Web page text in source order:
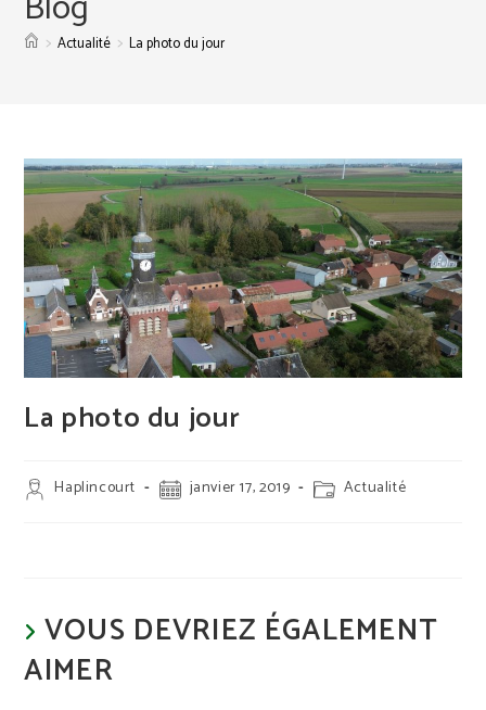
> Actualité > La photo du jour
La photo du jour
Auteur/autrice
de
Haplincourt
Publication
publiée :
janvier 17, 2019
Post Actualité
VOUS DEVRIEZ ÉGALEMENT
AIMER